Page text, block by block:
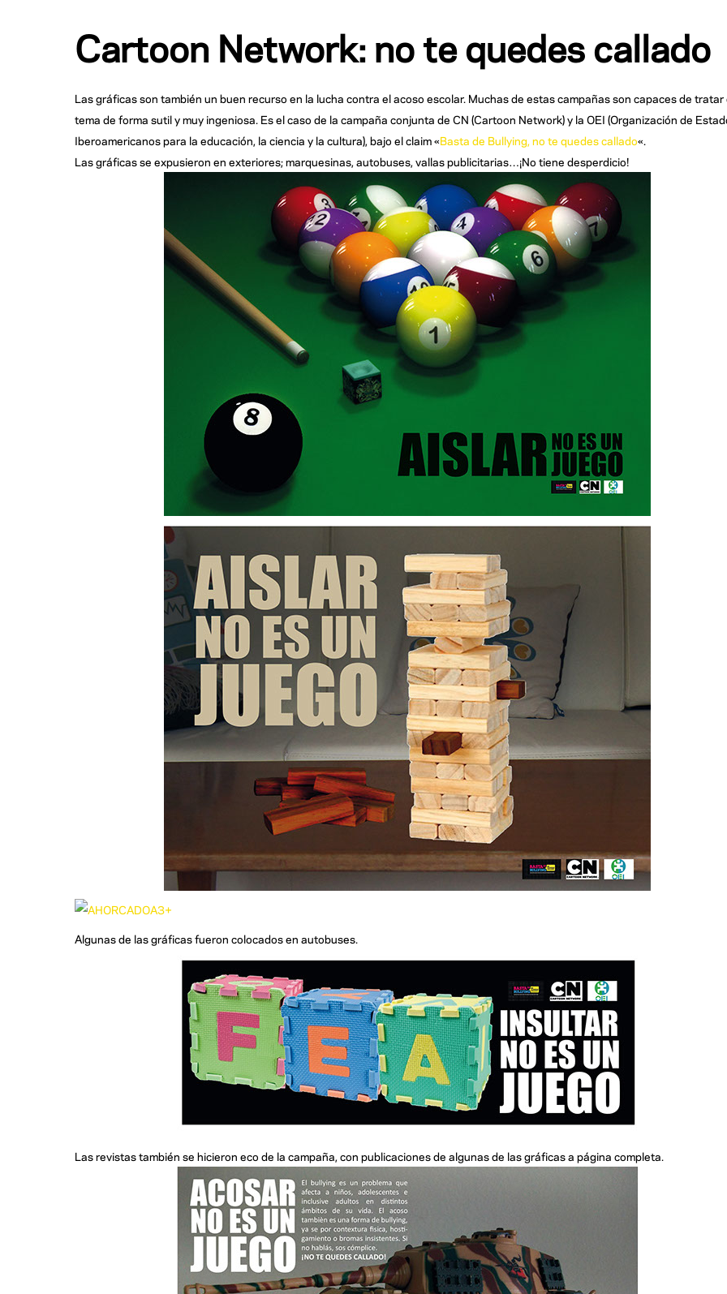
Cartoon Network: no te quedes callado
Las gráficas son también un buen recurso en la lucha contra el acoso escolar. Muchas de estas campañas son capaces de tratar
tema de forma sutil y muy ingeniosa. Es el caso de la campaña conjunta de CN (Cartoon Network) y la OEI (Organización de
Iberoamericanos para la educación, la ciencia y la cultura), bajo el claim «Basta de Bullying, no te quedes callado«.
Las gráficas se expusieron en exteriores; marquesinas, autobuses, vallas publicitarias…¡No tiene desperdicio!
Algunas de las gráficas fueron colocados en autobuses.
Las revistas también se hicieron eco de la campaña, con publicaciones de algunas de las gráficas a página completa.